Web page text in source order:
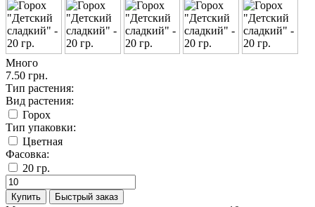
Много
7.50 грн.
Тип растения:
Вид растения:
Горох
Тип упаковки:
Цветная
Фасовка:
20 гр.
Купить Быстрый заказ